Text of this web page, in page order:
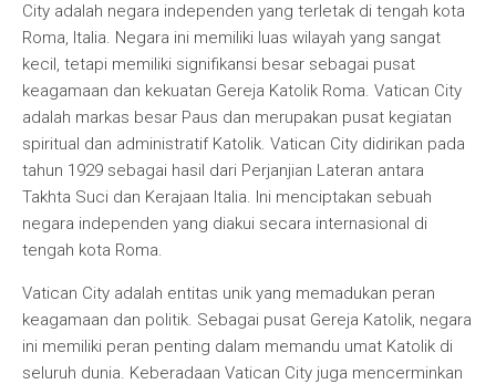
City adalah negara independen yang terletak di tengah kota
Roma, Italia. Negara ini memiliki luas wilayah yang sangat
kecil, tetapi memiliki signifikansi besar sebagai pusat
keagamaan dan kekuatan Gereja Katolik Roma. Vatican City
adalah markas besar Paus dan merupakan pusat kegiatan
spiritual dan administratif Katolik. Vatican City didirikan pada
tahun 1929 sebagai hasil dari Perjanjian Lateran antara
Takhta Suci dan Kerajaan Italia. Ini menciptakan sebuah
negara independen yang diakui secara internasional di
tengah kota Roma.
Vatican City adalah entitas unik yang memadukan peran
keagamaan dan politik. Sebagai pusat Gereja Katolik, negara
ini memiliki peran penting dalam memandu umat Katolik di
seluruh dunia. Keberadaan Vatican City juga mencerminkan